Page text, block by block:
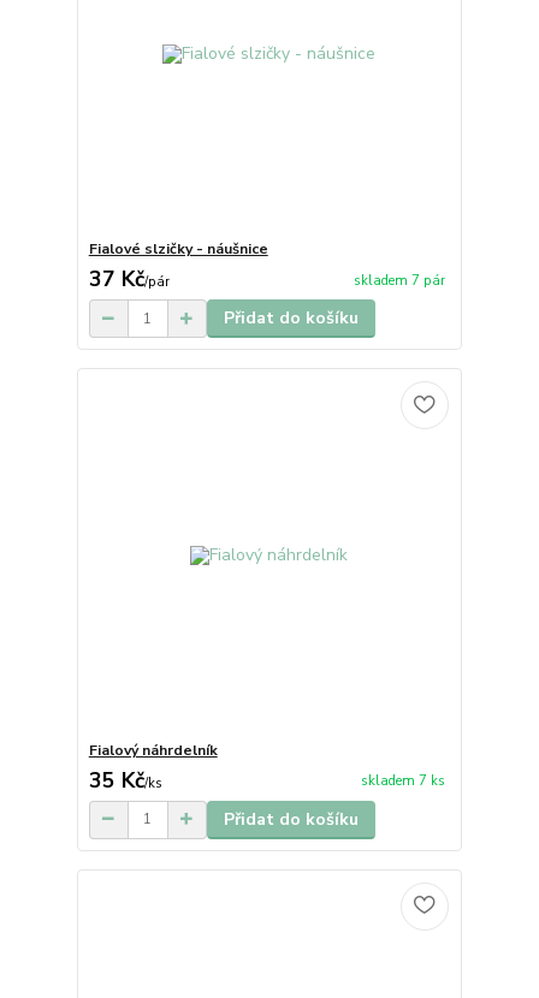
Fialové slzičky - náušnice
37 Kč/pár skladem 7 pár
Přidat do košíku
Fialový náhrdelník
35 Kč/ks skladem 7 ks
Přidat do košíku